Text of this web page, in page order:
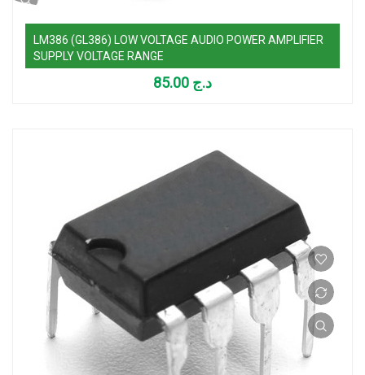
LM386 (GL386) LOW VOLTAGE AUDIO POWER AMPLIFIER
SUPPLY VOLTAGE RANGE
د.ج